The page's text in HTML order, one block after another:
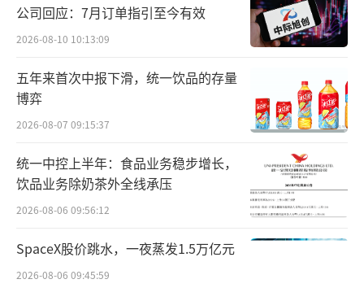
没有第一时间认错整改，而是“对样品真实性
提出异议”。黑龙江市场监管部门核查后作出
明确判定：“经判定，该企业所提样品真实性
异议不成立。”
和提出异议，但“权利行使”与“责任承
担”是两回事。很多企业习惯性地把“质疑抽
检流程”当作第一时间的应对话术，在消费者
和公众看来，这更像是一种推卸责任、回避问
题的套路。
公司回应：7月订单指引至今有效
2026-08-10 10:13:09
五年来首次中报下滑，统一饮品的存量
博弈
2026-08-07 09:15:37
统一中控上半年：食品业务稳步增长，
饮品业务除奶茶外全线承压
2026-08-06 09:56:12
SpaceX股价跳水，一夜蒸发1.5万亿元
2026-08-06 09:45:59